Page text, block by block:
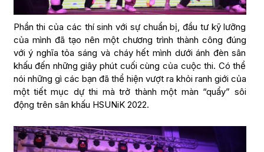
Phần thi của các thí sinh với sự chuẩn bị, đầu tư kỹ lưỡng
của mình đã tạo nên một chương trình thành công đúng
với ý nghĩa tỏa sáng và cháy hết mình dưới ánh đèn sân
khấu đến những giây phút cuối cùng của cuộc thi. Có thể
nói những gì các bạn đã thể hiện vượt ra khỏi ranh giới của
một tiết mục dự thi mà trở thành một màn “quẩy” sôi
động trên sân khấu HSUNiK 2022.